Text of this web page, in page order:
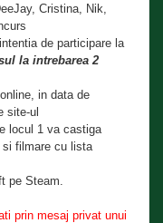
Cristina, Nik,
de participare la
la intrebarea 2
in data de
site-ul
locul 1 va castiga
filmare cu lista
pe Steam.
prin mesaj privat unui